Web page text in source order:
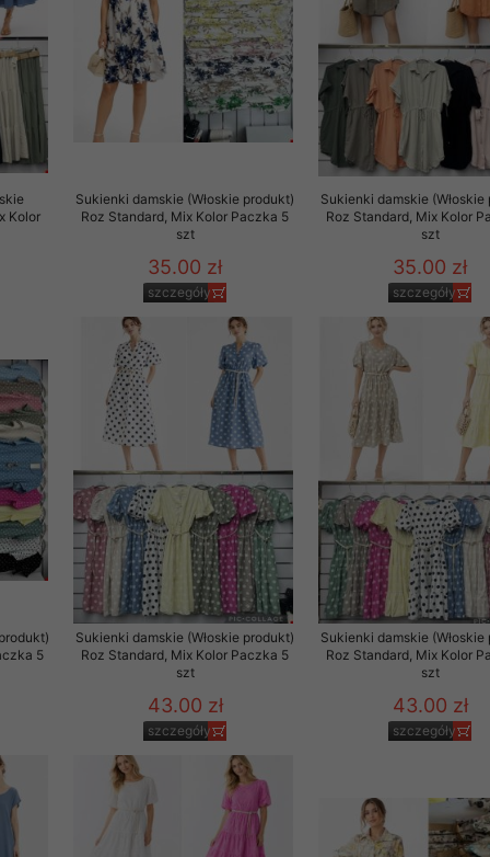
Kolor
Sukienki damskie (Włoskie produkt)
Roz Standard, Mix Kolor Paczka 5
szt
35.00 zł
szczegóły
Sukienki damskie (Włoskie
Roz Standard, Mix Kolor
szt
35.00 zł
szczegóły
5
Sukienki damskie (Włoskie produkt)
Roz Standard, Mix Kolor Paczka 5
szt
43.00 zł
szczegóły
Sukienki damskie (Włoskie
Roz Standard, Mix Kolor
szt
43.00 zł
szczegóły
przez OMEZ
wycofanie zgody nie
oraz usunięcia
zautomatyzowanemu
Twoich
osobowych.
udzielonego przez
sierpnia 1997 r. o
przechowujemy na
jedynie uprawnieni
swoich danych w celu
osobom trzecim,
na podstawie
komputerze Klienta
naszej oferty do
internetowej
tych plików